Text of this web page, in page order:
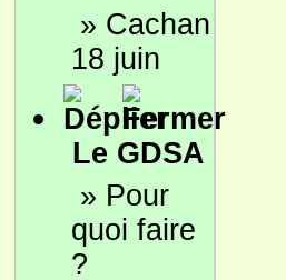
» Cachan
18 juin
Le GDSA
» Pour
quoi faire
?